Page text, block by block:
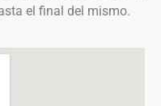
el final del mismo.